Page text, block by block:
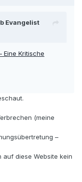
Evangelist
Eine Kritische
(meine
–
auf diese Website kein